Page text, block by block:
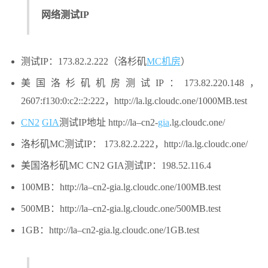
网络测试IP
测试IP：173.82.2.222（洛杉矶MC机房）
美国洛杉矶机房测试IP：173.82.220.148，
2607:f130:0:c2::2:222，http://la.lg.cloudc.one/1000MB.test
CN2 GIA测试IP地址 http://la–cn2-gia.lg.cloudc.one/
洛杉矶MC测试IP： 173.82.2.222，http://la.lg.cloudc.one/
美国洛杉矶MC CN2 GIA测试IP：198.52.116.4
100MB：http://la–cn2-gia.lg.cloudc.one/100MB.test
500MB：http://la–cn2-gia.lg.cloudc.one/500MB.test
1GB：http://la–cn2-gia.lg.cloudc.one/1GB.test